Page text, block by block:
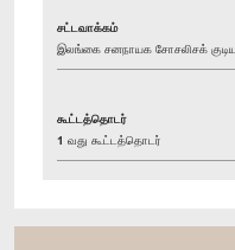
சட்டவாக்கம்
இலங்கை சனநாயக சோசலிசக்
கூட்டத்தொடர்
1 வது கூட்டத்தொடர்